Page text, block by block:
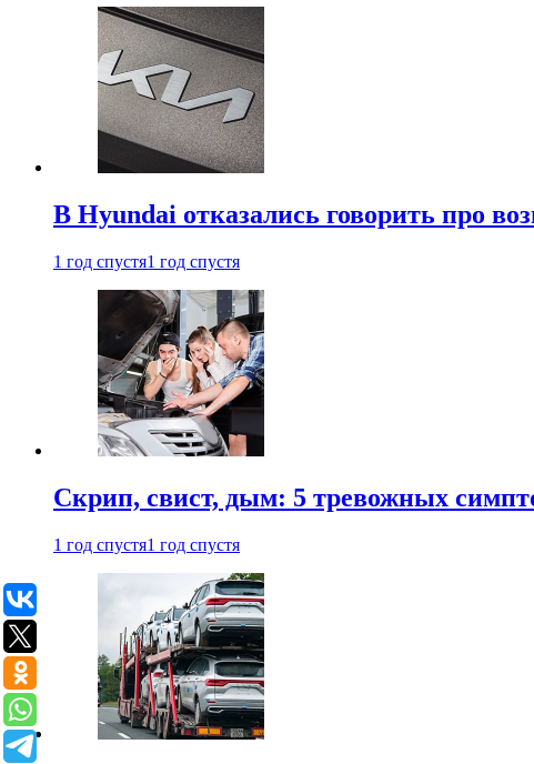
В Hyundai отказались говорить про
1 год спустя1 год спустя
Скрип, свист, дым: 5 тревожных
1 год спустя1 год спустя